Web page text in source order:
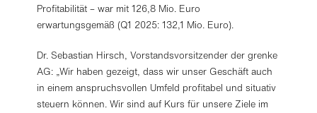
Profitabilität – war mit 126,8 Mio. Euro
erwartungsgemäß (Q1 2025: 132,1 Mio. Euro).
Dr. Sebastian Hirsch, Vorstandsvorsitzender der grenke
AG: „Wir haben gezeigt, dass wir unser Geschäft auch
in einem anspruchsvollen Umfeld profitabel und situativ
steuern können. Wir sind auf Kurs für unsere Ziele im